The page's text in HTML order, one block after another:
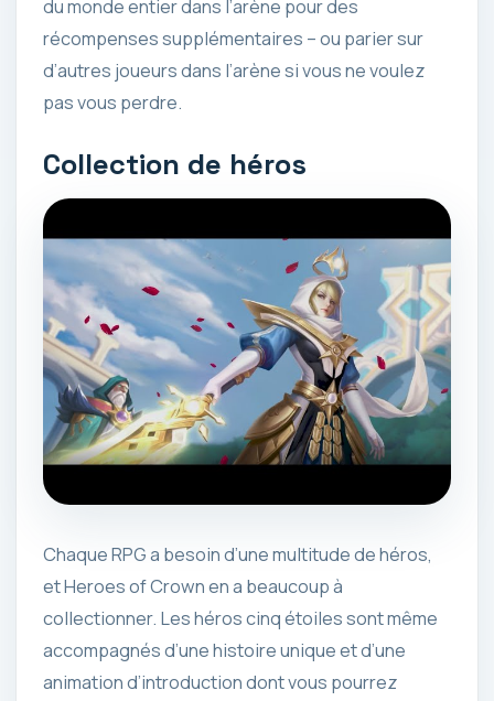
du monde entier dans l’arène pour des
récompenses supplémentaires – ou parier sur
d’autres joueurs dans l’arène si vous ne voulez
pas vous perdre.
Collection de héros
Chaque RPG a besoin d’une multitude de héros,
et Heroes of Crown en a beaucoup à
collectionner. Les héros cinq étoiles sont même
accompagnés d’une histoire unique et d’une
animation d’introduction dont vous pourrez